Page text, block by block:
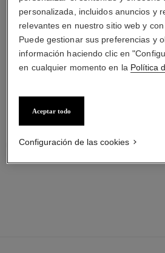
Volumen, Longitud, Curvatura
Y Definición
Ref. 190010
$ 90.500*
Precio sin Impuestos Nacionales: $71,495
personalizada, incluidos anuncios y
relevantes en nuestro sitio web y con
Puede gestionar sus preferencias y
información haciendo clic en
en cualquier momento en la Política
Aceptar todo
Configuración de las cookies